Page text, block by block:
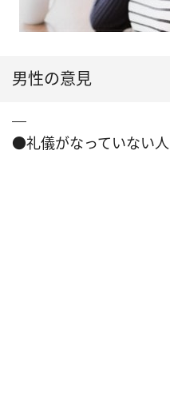
男性の意見
●礼儀がなっていない人